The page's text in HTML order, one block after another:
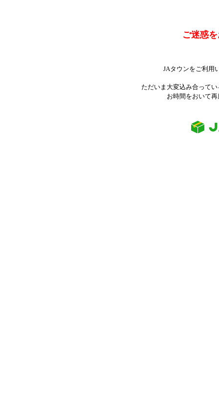
ご迷惑
JAタウンをご利用
ただいま大変込み合って
お時間をおいて